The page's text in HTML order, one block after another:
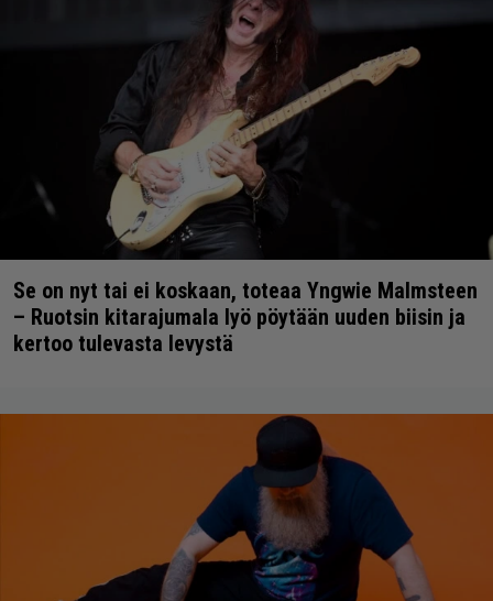
Se on nyt tai ei koskaan, toteaa Yngwie Malmsteen
– Ruotsin kitarajumala lyö pöytään uuden biisin ja
kertoo tulevasta levystä